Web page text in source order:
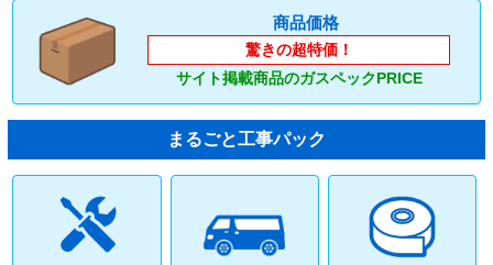
商品価格
驚きの超特価！
サイト掲載商品のガスペックPRICE
まるごと工事パック